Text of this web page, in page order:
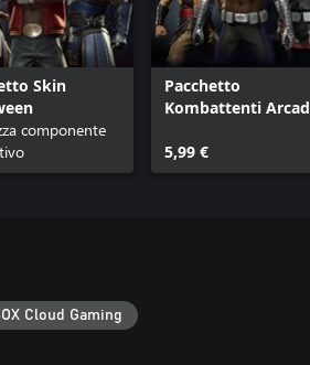
Skin
componente
Pacchetto
Kombattenti
5,99 €
Cloud Gaming